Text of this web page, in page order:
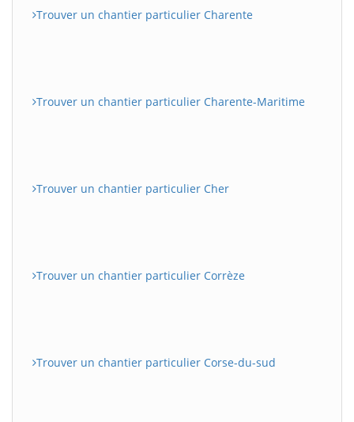
Trouver un chantier particulier Charente
Trouver un chantier particulier Charente-Maritime
Trouver un chantier particulier Cher
Trouver un chantier particulier Corrèze
Trouver un chantier particulier Corse-du-sud